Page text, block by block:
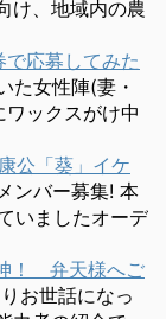
け、地域内の農
で応募してみた
た女性陣(妻・
ックスがけ中
公「葵」イケ
ンバー募集! 本
いましたオーデ
！ 弁天様へご
お世話になっ